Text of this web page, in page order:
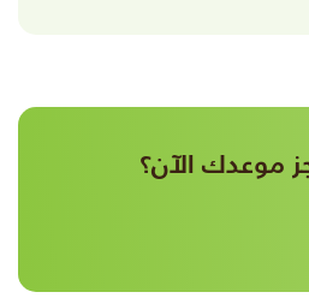
موعدك الآن؟